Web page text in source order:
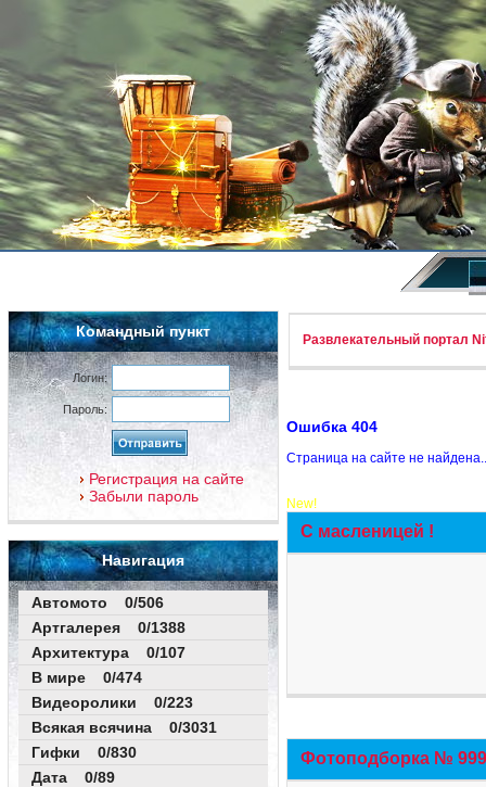
Командный пункт
Логин:
Пароль:
Регистрация на сайте
Забыли пароль
Навигация
Автомото 0/506
Артгалерея 0/1388
Архитектура 0/107
В мире 0/474
Видеоролики 0/223
Всякая всячина 0/3031
Гифки 0/830
Дата 0/89
Развлекательный портал
Ошибка 404
Страница на сайте не
New!
С масленицей !
Фотоподборка №